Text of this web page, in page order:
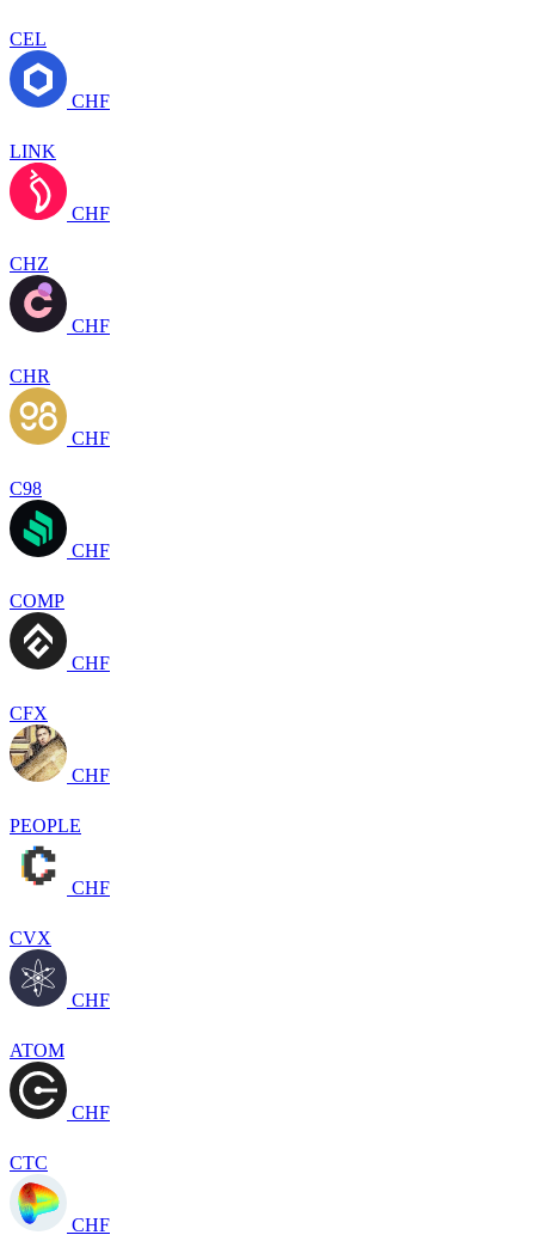
CEL
CHF
LINK
CHF
CHZ
CHF
CHR
CHF
C98
CHF
COMP
CHF
CFX
CHF
PEOPLE
CHF
CVX
CHF
ATOM
CHF
CTC
CHF